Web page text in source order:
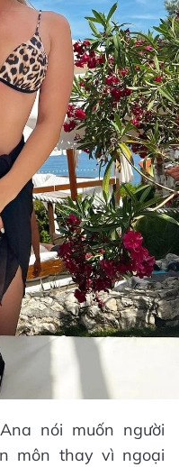
nói muốn người
môn thay vì ngoại